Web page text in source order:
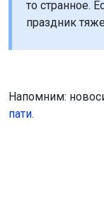
то странное.
праздник
Напомним:
пати.